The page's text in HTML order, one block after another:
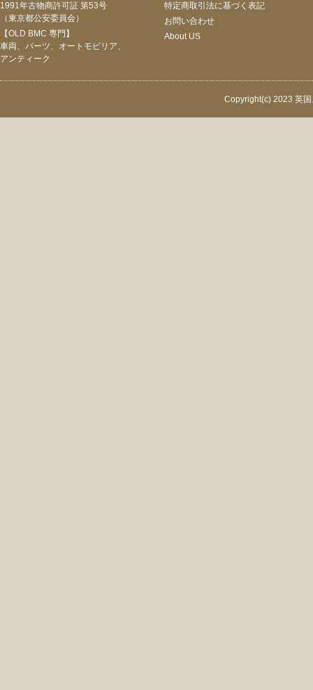
1991年古物商許可証 第53号
（東京都公安委員会）
【OLD BMC 専門】
車両、パーツ、オートモビリア、
アンティーク
特定商取引法に基づく表記
お問い合わせ
About US
Copyright(c) 2023 英